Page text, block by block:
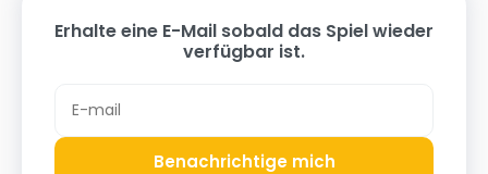
Erhalte eine E-Mail sobald das Spiel wieder
verfügbar ist.
Benachrichtige mich